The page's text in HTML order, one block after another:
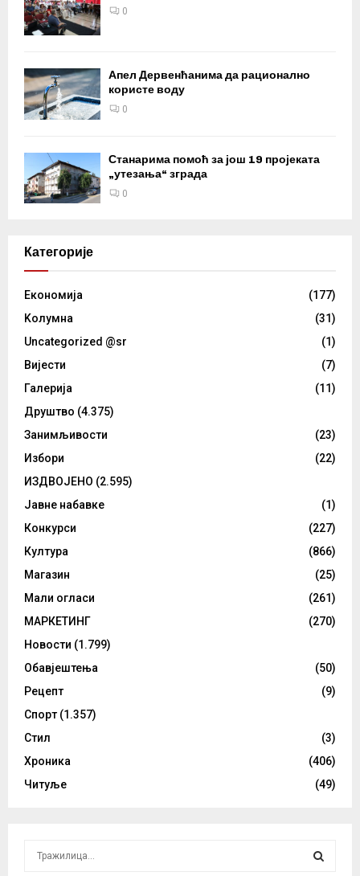
0
Апел Дервенћанима да рационално
користе воду
0
Станарима помоћ за још 19 пројеката
„утезања“ зграда
0
Категорије
Eкономија
(177)
Kолумнa
(31)
Uncategorized @sr
(1)
Вијести
(7)
Галерија
(11)
Друштво (4.375)
Занимљивости
(23)
Избори
(22)
ИЗДВОЈЕНО (2.595)
Јавне набавке
(1)
Конкурси
(227)
Култура
(866)
Магазин
(25)
Мали огласи
(261)
МАРКЕТИНГ
(270)
Новости (1.799)
Обавјештења
(50)
Рецепт
(9)
Спорт (1.357)
Стил
(3)
Хроника
(406)
Читуље
(49)